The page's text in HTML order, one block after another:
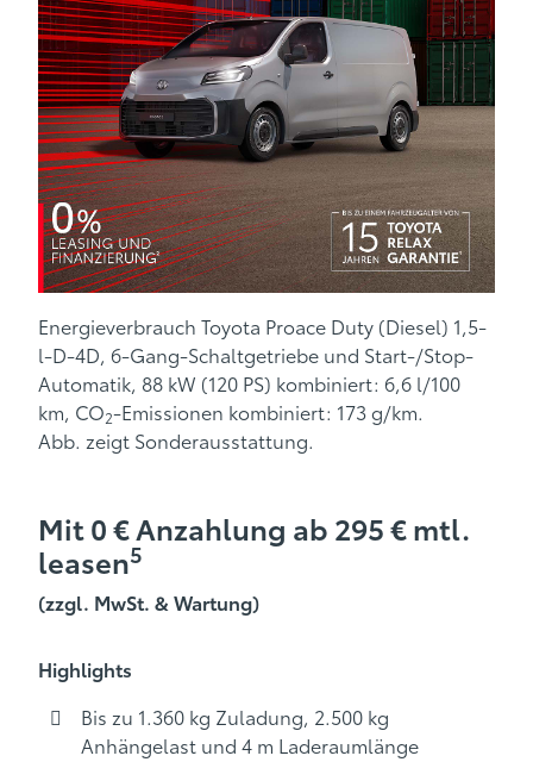
Energieverbrauch Toyota Proace Duty (Diesel) 1,5-
l-D-4D, 6-Gang-Schaltgetriebe und Start-/Stop-
Automatik, 88 kW (120 PS) kombiniert: 6,6 l/100
km, CO2-Emissionen kombiniert: 173 g/km.
Abb. zeigt Sonderausstattung.
Mit 0 € Anzahlung ab 295 € mtl.
leasen5
(zzgl. MwSt. & Wartung)
Highlights
Bis zu 1.360 kg Zuladung, 2.500 kg
Anhängelast und 4 m Laderaumlänge